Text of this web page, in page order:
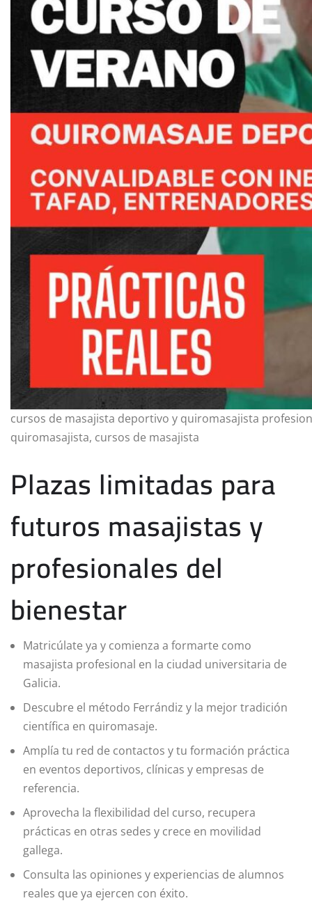
cursos de masajista deportivo y quiromasajista
quiromasajista, cursos de masajista
Plazas limitadas para
futuros masajistas y
profesionales del
bienestar
Matricúlate ya y comienza a formarte como
masajista profesional en la ciudad universitaria de
Galicia.
Descubre el método Ferrándiz y la mejor tradición
científica en quiromasaje.
Amplía tu red de contactos y tu formación práctica
en eventos deportivos, clínicas y empresas de
referencia.
Aprovecha la flexibilidad del curso, recupera
prácticas en otras sedes y crece en movilidad
gallega.
Consulta las opiniones y experiencias de alumnos
reales que ya ejercen con éxito.